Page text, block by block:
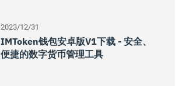
2023/12/31
IMToken钱包安卓版v1下载 - 安全、
便捷的数字货币管理工具